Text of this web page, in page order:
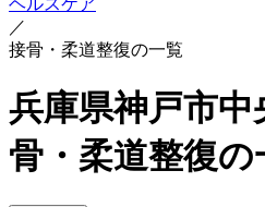
ヘルスケア
／
接骨・柔道整復の一覧
兵庫県神戸市中
骨・柔道整復の